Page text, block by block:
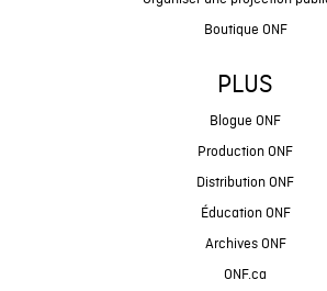
Boutique ONF
PLUS
Blogue ONF
Production ONF
Distribution ONF
Éducation ONF
Archives ONF
ONF.ca